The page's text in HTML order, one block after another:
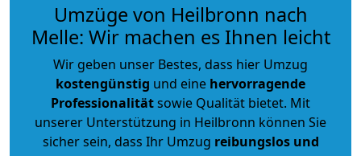
Umzüge von Heilbronn nach
Melle: Wir machen es Ihnen leicht
Wir geben unser Bestes, dass hier Umzug
kostengünstig und eine hervorragende
Professionalitätsowie Qualität bietet. Mit
unserer Unterstützung in Heilbronn können Sie
sicher sein, dass Ihr Umzug reibungslos und